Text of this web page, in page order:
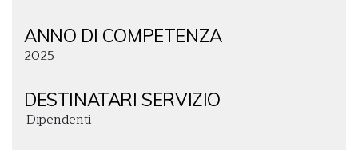
ANNO DI COMPETENZA
2025
DESTINATARI SERVIZIO
Dipendenti